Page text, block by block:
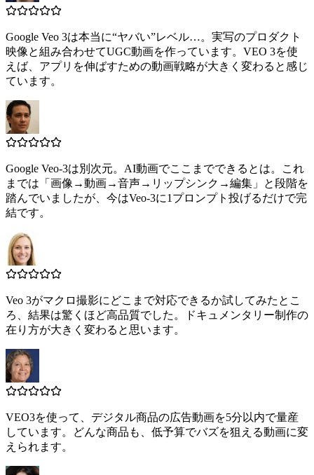
Google Veo 3は本当に“ヤバい”レベル…。実写のプロダクト
映像と組み合わせてUGC動画を作っています。VEO 3を使
えば、アプリを伸ばすための動画戦略が大きく変わると感じ
ています。
Google Veo-3は別次元。AI動画でここまでできるとは。これ
までは「画像→動画→音声→リップシンク→編集」と段階を
踏んでいましたが、今はVeo-3に1プロンプト投げるだけで完
結です。
Veo 3がマクロ撮影にどこまで対応できるか試してみたとこ
ろ、結果は驚くほど高品質でした。ドキュメンタリー制作の
在り方が大きく変わると思います。
VEO3を使って、デジタル商品の広告動画を5分以内で量産
しています。どんな商品も、低予算でバズを狙える動画に変
えられます。